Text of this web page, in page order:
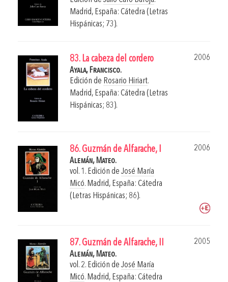
Madrid, España: Cátedra (Letras
Hispánicas; 73).
83. La cabeza del cordero
2006
Ayala, Francisco.
Edición de Rosario Hiriart.
Madrid, España: Cátedra (Letras
Hispánicas; 83).
86. Guzmán de Alfarache, I
2006
Alemán, Mateo.
vol. 1. Edición de José María
Micó. Madrid, España: Cátedra
(Letras Hispánicas; 86).
87. Guzmán de Alfarache, II
2005
Alemán, Mateo.
vol. 2. Edición de José María
Micó. Madrid, España: Cátedra